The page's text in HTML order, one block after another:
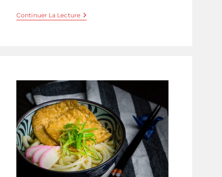
Continuer La LectureZaru
Soba
る
ば